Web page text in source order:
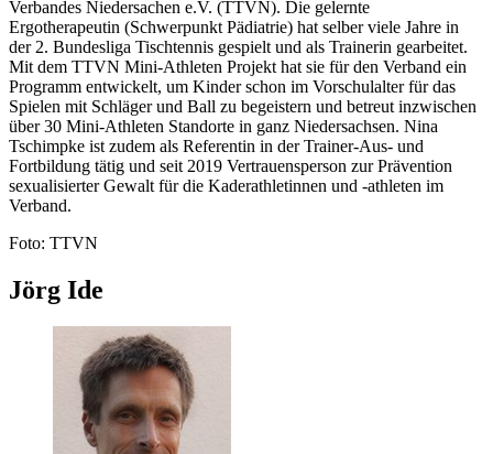
Verbandes Niedersachen e.V. (TTVN). Die gelernte
Ergotherapeutin (Schwerpunkt Pädiatrie) hat selber viele Jahre in
der 2. Bundesliga Tischtennis gespielt und als Trainerin gearbeitet.
Mit dem TTVN Mini-Athleten Projekt hat sie für den Verband ein
Programm entwickelt, um Kinder schon im Vorschulalter für das
Spielen mit Schläger und Ball zu begeistern und betreut inzwischen
über 30 Mini-Athleten Standorte in ganz Niedersachsen. Nina
Tschimpke ist zudem als Referentin in der Trainer-Aus- und
Fortbildung tätig und seit 2019 Vertrauensperson zur Prävention
sexualisierter Gewalt für die Kaderathletinnen und -athleten im
Verband.
Foto: TTVN
Jörg Ide